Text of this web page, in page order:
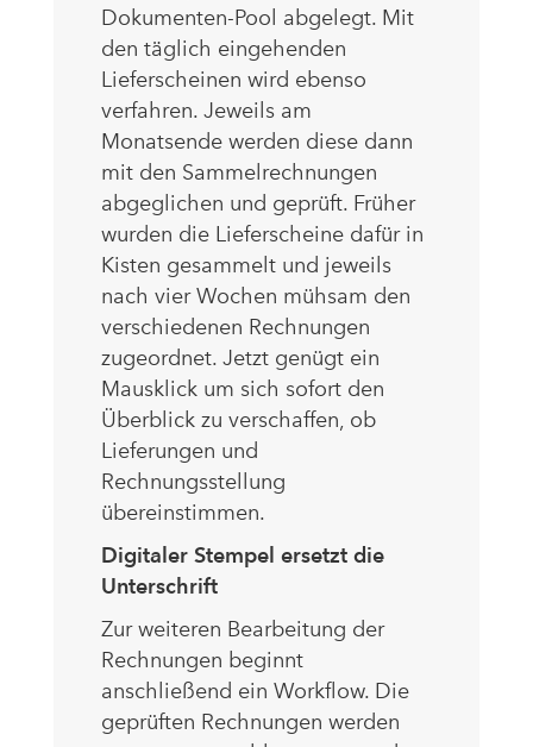
Dokumenten-Pool abgelegt. Mit
den täglich eingehenden
Lieferscheinen wird ebenso
verfahren. Jeweils am
Monatsende werden diese dann
mit den Sammelrechnungen
abgeglichen und geprüft. Früher
wurden die Lieferscheine dafür in
Kisten gesammelt und jeweils
nach vier Wochen mühsam den
verschiedenen Rechnungen
zugeordnet. Jetzt genügt ein
Mausklick um sich sofort den
Überblick zu verschaffen, ob
Lieferungen und
Rechnungsstellung
übereinstimmen.
Digitaler Stempel ersetzt die
Unterschrift
Zur weiteren Bearbeitung der
Rechnungen beginnt
anschließend ein Workflow. Die
geprüften Rechnungen werden